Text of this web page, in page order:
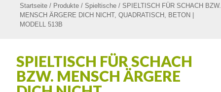
Startseite / Produkte / Spieltische / SPIELTISCH FÜR SCHACH BZW.
MENSCH ÄRGERE DICH NICHT, QUADRATISCH, BETON |
MODELL 513B
SPIELTISCH FÜR SCHACH
BZW. MENSCH ÄRGERE